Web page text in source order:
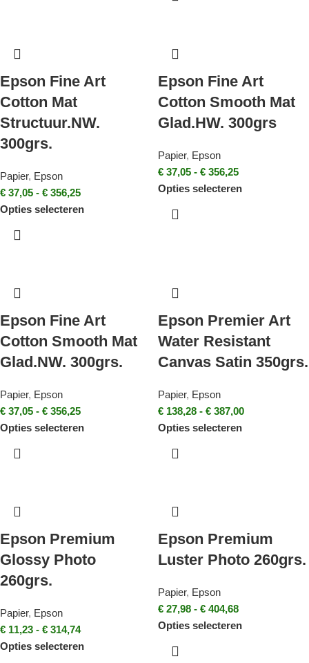
Epson Fine Art
Cotton Mat
Structuur.NW.
300grs.
Papier, Epson
€ 37,05 - € 356,25
Opties selecteren
Epson Fine Art
Cotton Smooth Mat
Glad.HW. 300grs
Papier, Epson
€ 37,05 - € 356,25
Opties selecteren
Epson Fine Art
Cotton Smooth Mat
Glad.NW. 300grs.
Papier, Epson
€ 37,05 - € 356,25
Opties selecteren
Epson Premier Art
Water Resistant
Canvas Satin 350grs.
Papier, Epson
€ 138,28 - € 387,00
Opties selecteren
Epson Premium
Glossy Photo
260grs.
Papier, Epson
€ 11,23 - € 314,74
Opties selecteren
Epson Premium
Luster Photo 260grs.
Papier, Epson
€ 27,98 - € 404,68
Opties selecteren